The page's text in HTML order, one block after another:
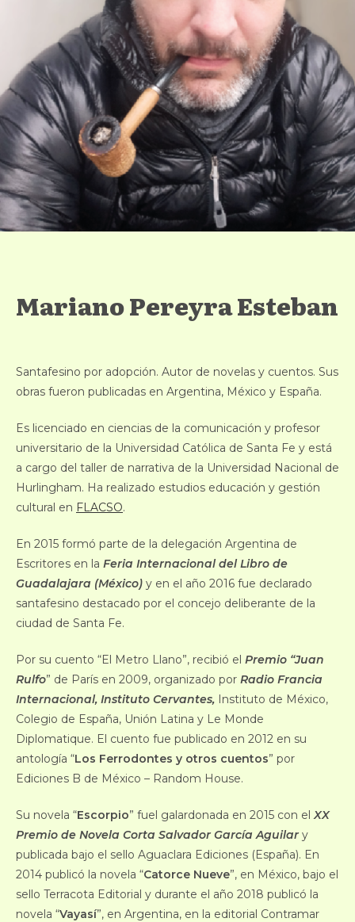
Mariano Pereyra Esteban
Santafesino por adopción. Autor de novelas y cuentos. Sus
obras fueron publicadas en Argentina, México y España.
Es licenciado en ciencias de la comunicación y profesor
universitario de la Universidad Católica de Santa Fe y está
a cargo del taller de narrativa de la Universidad Nacional de
Hurlingham. Ha realizado estudios educación y gestión
cultural en FLACSO.
En 2015 formó parte de la delegación Argentina de
Escritores en la Feria Internacional del Libro de
Guadalajara (México) y en el año 2016 fue declarado
santafesino destacado por el concejo deliberante de la
ciudad de Santa Fe.
Por su cuento “El Metro Llano”, recibió el Premio “Juan
Rulfo” de París en 2009, organizado por Radio Francia
Internacional, Instituto Cervantes, Instituto de México,
Colegio de España, Unión Latina y Le Monde
Diplomatique. El cuento fue publicado en 2012 en su
antología “Los Ferrodontes y otros cuentos” por
Ediciones B de México – Random House.
Su novela “Escorpio” fuel galardonada en 2015 con elXX
Premio de Novela Corta Salvador García Aguilary
publicada bajo el sello Aguaclara Ediciones (España). En
2014 publicó la novela “Catorce Nueve”, en México, bajo el
sello Terracota Editorial y durante el año 2018 publicó la
novela “Vayasí”, en Argentina, en la editorial Contramar